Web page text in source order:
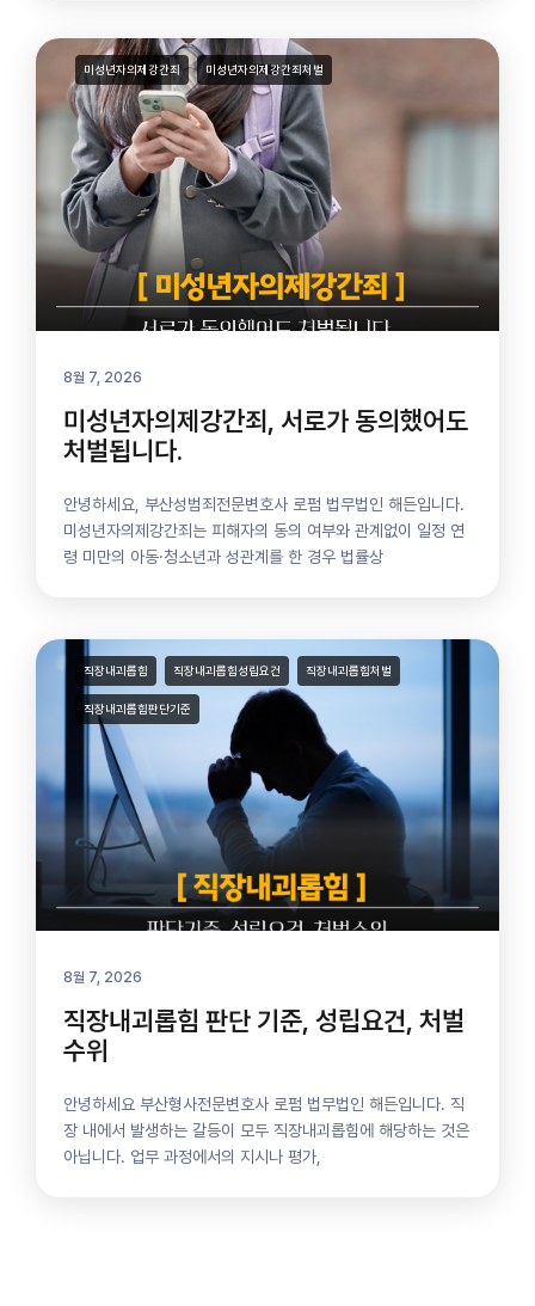
미성년자의제강간죄 미성년자의제강간죄처벌
8월 7, 2026
미성년자의제강간죄, 서로가 동의했어도
처벌됩니다.
안녕하세요, 부산성범죄전문변호사 로펌 법무법인 해든입니다.
미성년자의제강간죄는 피해자의 동의 여부와 관계없이 일정 연
령 미만의 아동·청소년과 성관계를 한 경우 법률상
직장내괴롭힘 직장내괴롭힘성립요건 직장내괴롭힘처벌
직장내괴롭힘판단기준
8월 7, 2026
직장내괴롭힘 판단 기준, 성립요건, 처벌
수위
안녕하세요 부산형사전문변호사 로펌 법무법인 해든입니다. 직
장 내에서 발생하는 갈등이 모두 직장내괴롭힘에 해당하는 것은
아닙니다. 업무 과정에서의 지시나 평가,